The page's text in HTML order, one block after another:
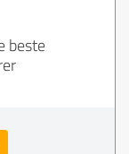
beste